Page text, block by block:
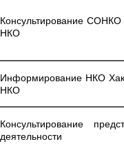
Консультирование СОНКО
НКО
Информирование НКО
НКО
Консультирование
деятельности